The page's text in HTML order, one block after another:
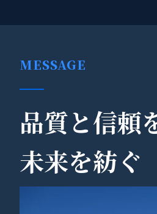
MESSAGE
品質と信頼
未来を紡ぐ